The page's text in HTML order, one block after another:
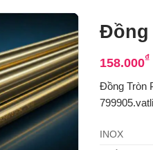
Đồng
158.000₫
Đồng Tròn
INOX